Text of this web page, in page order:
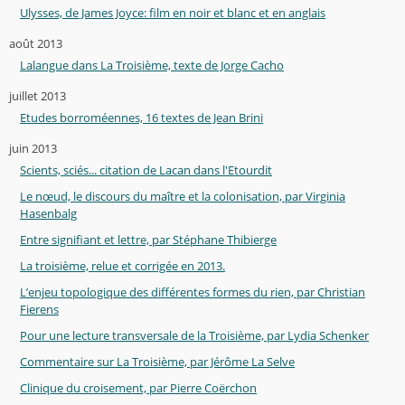
Ulysses, de James Joyce: film en noir et blanc et en anglais
août 2013
Lalangue dans La Troisième, texte de Jorge Cacho
juillet 2013
Etudes borroméennes, 16 textes de Jean Brini
juin 2013
Scients, sciés... citation de Lacan dans l'Etourdit
Le nœud, le discours du maître et la colonisation, par Virginia
Hasenbalg
Entre signifiant et lettre, par Stéphane Thibierge
La troisième, relue et corrigée en 2013.
L’enjeu topologique des différentes formes du rien, par Christian
Fierens
Pour une lecture transversale de la Troisième, par Lydia Schenker
Commentaire sur La Troisième, par Jérôme La Selve
Clinique du croisement, par Pierre Coërchon